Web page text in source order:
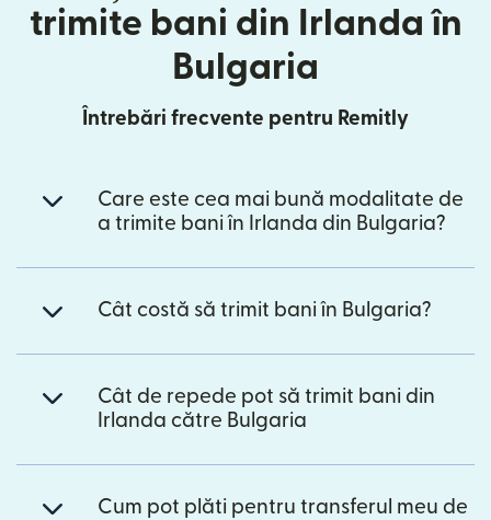
trimite bani din Irlanda în
Bulgaria
Întrebări frecvente pentru Remitly
Care este cea mai bună modalitate de
a trimite bani în Irlanda din Bulgaria?
Cât costă să trimit bani în Bulgaria?
Cât de repede pot să trimit bani din
Irlanda către Bulgaria
Cum pot plăti pentru transferul meu de